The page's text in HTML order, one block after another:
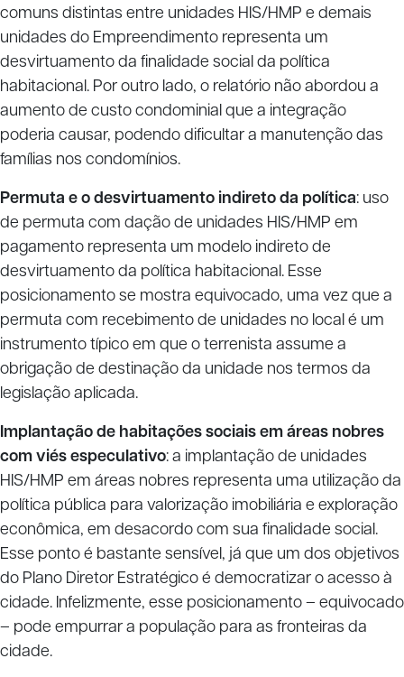
comuns distintas entre unidades HIS/HMP e demais
unidades do Empreendimento representa um
desvirtuamento da finalidade social da política
habitacional. Por outro lado, o relatório não abordou a
aumento de custo condominial que a integração
poderia causar, podendo dificultar a manutenção das
famílias nos condomínios.
Permuta e o desvirtuamento indireto da política: uso
de permuta com dação de unidades HIS/HMP em
pagamento representa um modelo indireto de
desvirtuamento da política habitacional. Esse
posicionamento se mostra equivocado, uma vez que a
permuta com recebimento de unidades no local é um
instrumento típico em que o terrenista assume a
obrigação de destinação da unidade nos termos da
legislação aplicada.
Implantação de habitações sociais em áreas nobres
com viés especulativo: a implantação de unidades
HIS/HMP em áreas nobres representa uma utilização da
política pública para valorização imobiliária e exploração
econômica, em desacordo com sua finalidade social.
Esse ponto é bastante sensível, já que um dos objetivos
do Plano Diretor Estratégico é democratizar o acesso à
cidade. Infelizmente, esse posicionamento – equivocado
– pode empurrar a população para as fronteiras da
cidade.